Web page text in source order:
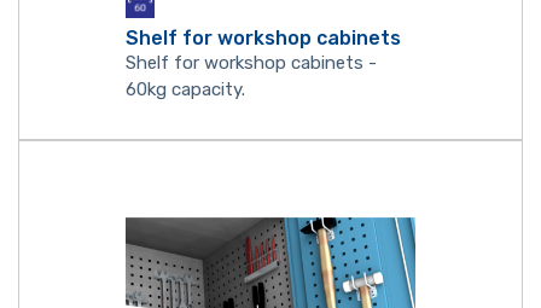
Shelf for workshop cabinets
Shelf for workshop cabinets -
60kg capacity.